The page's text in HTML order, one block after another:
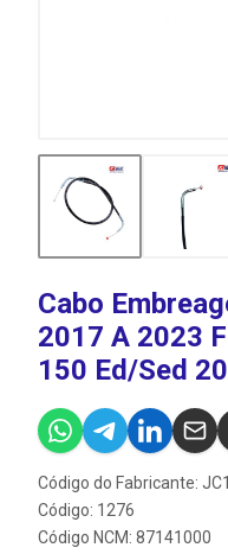
Cabo
2017 A 2023
150 Ed/Sed
Código do Fabricante:
Código: 1276
Código NCM: 87141000